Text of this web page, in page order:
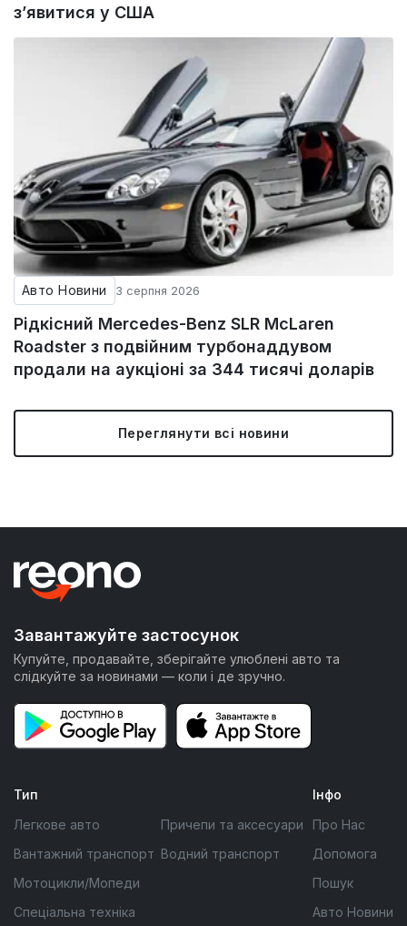
з’явитися у США
Авто Новини 3 серпня 2026
Рідкісний Mercedes-Benz SLR McLaren
Roadster з подвійним турбонаддувом
продали на аукціоні за 344 тисячі доларів
Переглянути всі новини
Завантажуйте застосунок
Купуйте, продавайте, зберігайте улюблені авто та
слідкуйте за новинами — коли і де зручно.
Тип
Легкове авто
Вантажний транспорт
Мотоцикли/Мопеди
Спеціальна техніка
Причепи та аксесуари
Водний транспорт
Інфо
Про Нас
Допомога
Пошук
Авто Новини